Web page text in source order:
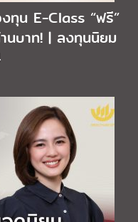
ทุน E-Class “ฟรี”
นบาท! | ลงทุนนิยม